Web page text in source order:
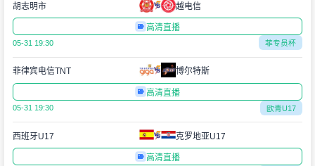
胡志明市 越电信
高清直播
05-31 19:30 菲专员杯
菲律宾电信TNT 博尔特斯
高清直播
05-31 19:30 欧青U17
西班牙U17 克罗地亚U17
高清直播